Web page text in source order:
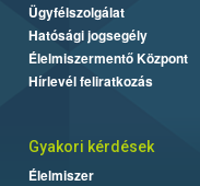
Ügyfélszolgálat
Hatósági jogsegély
Élelmiszermentő Központ
Hírlevél feliratkozás
Gyakori kérdések
Élelmiszer